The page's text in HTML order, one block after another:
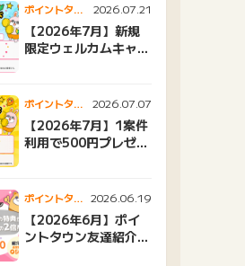
ポイントタウ
ンニュース
2026.07.21
【2026年7月】新規
限定ウェルカムキャン
ポイントタウ
ンニュース
2026.07.07
【2026年7月】1案件
利用で500円プレゼン
ポイントタウ
ンニュース
2026.06.19
【2026年6月】ポイ
ントタウン友達紹介キ